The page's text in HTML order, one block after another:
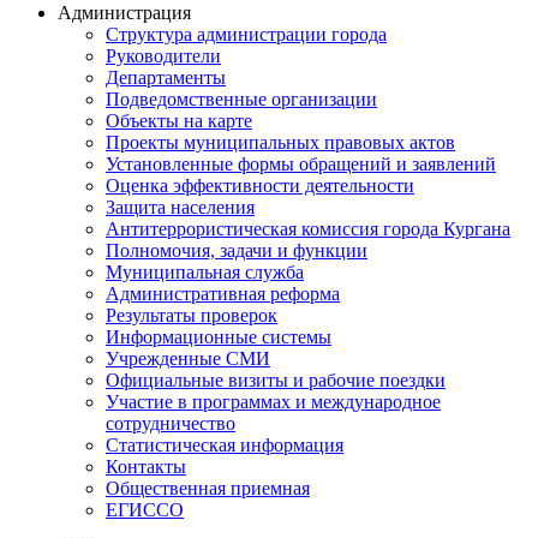
Администрация
Структура администрации города
Руководители
Департаменты
Подведомственные организации
Объекты на карте
Проекты муниципальных правовых актов
Установленные формы обращений и заявлений
Оценка эффективности деятельности
Защита населения
Антитеррористическая комиссия города Кургана
Полномочия, задачи и функции
Муниципальная служба
Административная реформа
Результаты проверок
Информационные системы
Учрежденные СМИ
Официальные визиты и рабочие поездки
Участие в программах и международное
сотрудничество
Статистическая информация
Контакты
Общественная приемная
ЕГИССО